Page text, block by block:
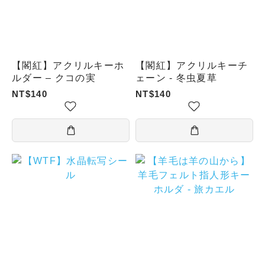
【閣紅】アクリルキーホ
ルダー – クコの実
NT$140
【閣紅】アクリルキーチ
ェーン - 冬虫夏草
NT$140